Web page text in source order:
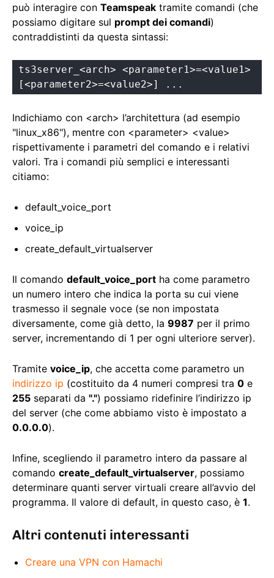
può interagire con Teamspeak tramite comandi (che
possiamo digitare sul prompt dei comandi)
contraddistinti da questa sintassi:
ts3server_<arch> <parameter1>=<value1>
[<parameter2>=<value2>] ...
Indichiamo con <arch> l’architettura (ad esempio
"linux_x86"), mentre con <parameter> <value>
rispettivamente i parametri del comando e i relativi
valori. Tra i comandi più semplici e interessanti
citiamo:
default_voice_port
voice_ip
create_default_virtualserver
Il comando default_voice_port ha come parametro
un numero intero che indica la porta su cui viene
trasmesso il segnale voce (se non impostata
diversamente, come già detto, la 9987 per il primo
server, incrementando di 1 per ogni ulteriore server).
Tramite voice_ip, che accetta come parametro un
indirizzo ip (costituito da 4 numeri compresi tra 0 e
255 separati da ".") possiamo ridefinire l’indirizzo ip
del server (che come abbiamo visto è impostato a
0.0.0.0).
Infine, scegliendo il parametro intero da passare al
comando create_default_virtualserver, possiamo
determinare quanti server virtuali creare all’avvio del
programma. Il valore di default, in questo caso, è 1.
Altri contenuti interessanti
Creare una VPN con Hamachi